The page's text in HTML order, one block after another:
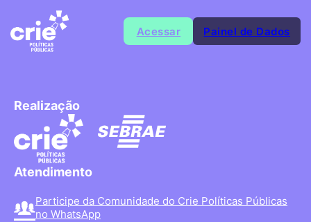
Acessar Painel de Dados
Realização
Atendimento
Participe da Comunidade do Crie Políticas Públicas
no WhatsApp